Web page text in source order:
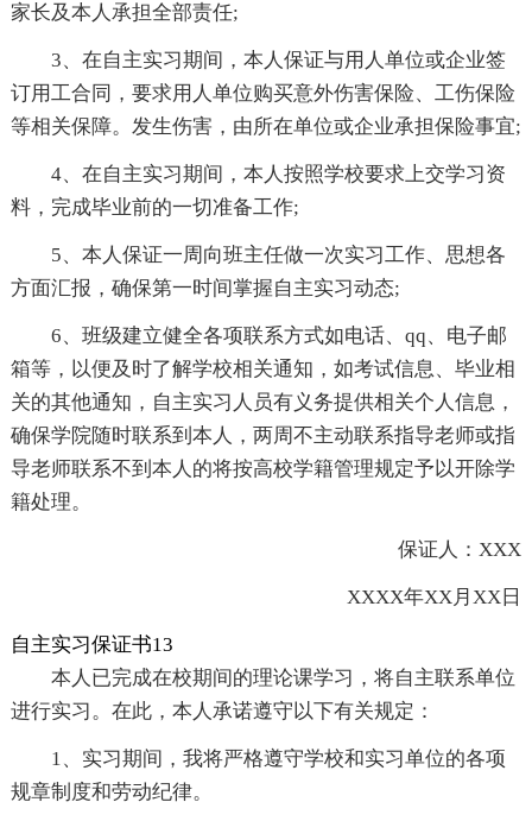
家长及本人承担全部责任;
3、在自主实习期间，本人保证与用人单位或企业签
订用工合同，要求用人单位购买意外伤害保险、工伤保险
等相关保障。发生伤害，由所在单位或企业承担保险事宜;
4、在自主实习期间，本人按照学校要求上交学习资
料，完成毕业前的一切准备工作;
5、本人保证一周向班主任做一次实习工作、思想各
方面汇报，确保第一时间掌握自主实习动态;
6、班级建立健全各项联系方式如电话、qq、电子邮
箱等，以便及时了解学校相关通知，如考试信息、毕业相
关的其他通知，自主实习人员有义务提供相关个人信息，
确保学院随时联系到本人，两周不主动联系指导老师或指
导老师联系不到本人的将按高校学籍管理规定予以开除学
籍处理。
保证人：XXX
XXXX年XX月XX日
自主实习保证书13
本人已完成在校期间的理论课学习，将自主联系单位
进行实习。在此，本人承诺遵守以下有关规定：
1、实习期间，我将严格遵守学校和实习单位的各项
规章制度和劳动纪律。